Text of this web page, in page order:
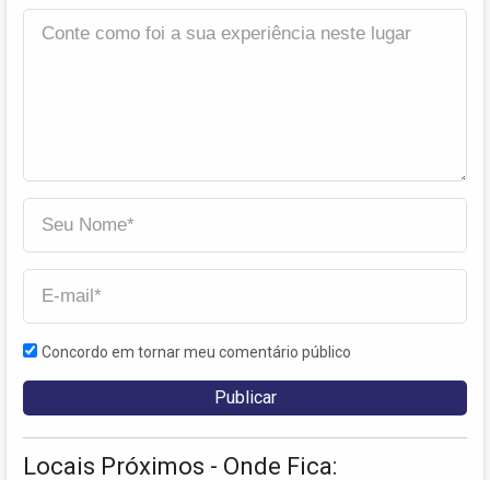
Concordo em tornar meu comentário público
Locais Próximos - Onde Fica: